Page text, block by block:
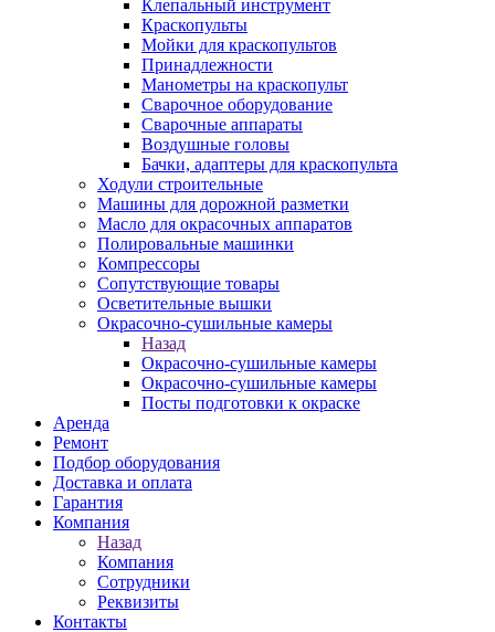
Клепальный инструмент
Краскопульты
Мойки для краскопультов
Принадлежности
Манометры на краскопульт
Сварочное оборудование
Сварочные аппараты
Воздушные головы
Бачки, адаптеры для краскопульта
Ходули строительные
Машины для дорожной разметки
Масло для окрасочных аппаратов
Полировальные машинки
Компрессоры
Сопутствующие товары
Осветительные вышки
Окрасочно-сушильные камеры
Назад
Окрасочно-сушильные камеры
Окрасочно-сушильные камеры
Посты подготовки к окраске
Аренда
Ремонт
Подбор оборудования
Доставка и оплата
Гарантия
Компания
Назад
Компания
Сотрудники
Реквизиты
Контакты